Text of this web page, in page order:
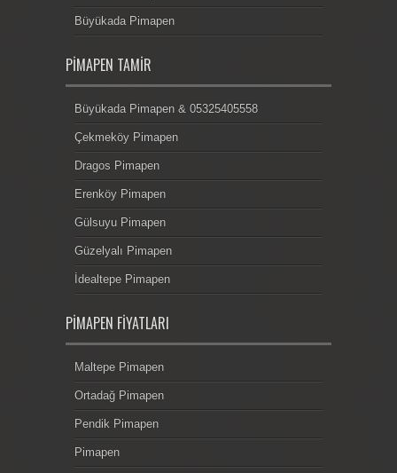
Büyükada Pimapen
PIMAPEN TAMIR
Büyükada Pimapen & 05325405558
Çekmeköy Pimapen
Dragos Pimapen
Erenköy Pimapen
Gülsuyu Pimapen
Güzelyalı Pimapen
İdealtepe Pimapen
PIMAPEN FIYATLARI
Maltepe Pimapen
Ortadağ Pimapen
Pendik Pimapen
Pimapen